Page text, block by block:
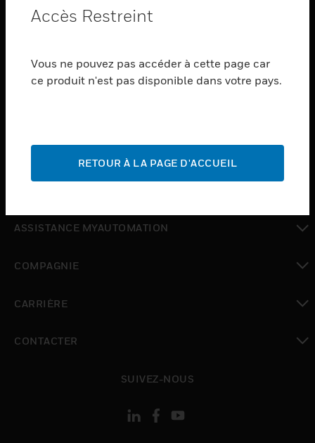
toggle view
SERVICES
toggle view
toggle view
toggle view
ASSISTANCE MYAUTOMATION
COMPAGNIE
CARRIÈRE
CONTACTER
SUIVEZ-NOUS
Accès Restreint
Vous ne pouvez pas accéder à cette page car
ce produit n'est pas disponible dans votre pays.
RETOUR À LA PAGE D'ACCUEIL